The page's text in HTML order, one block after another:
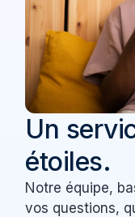
Un
étoiles.
Notre équipe,
vos questions,